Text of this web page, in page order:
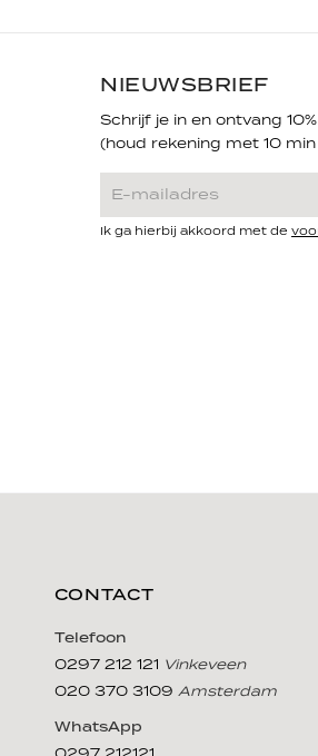
NIEUWSBRIEF
Schrijf je in en ontvang
(houd rekening met 10
Ik ga hierbij akkoord met de
CONTACT
Telefoon
0297 212 121 Vinkeveen
020 370 3109 Amsterdam
WhatsApp